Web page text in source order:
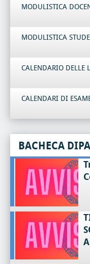
MODULISTICA
MODULISTICA
CALENDARIO DELLE
CALENDARI DI
BACHECA